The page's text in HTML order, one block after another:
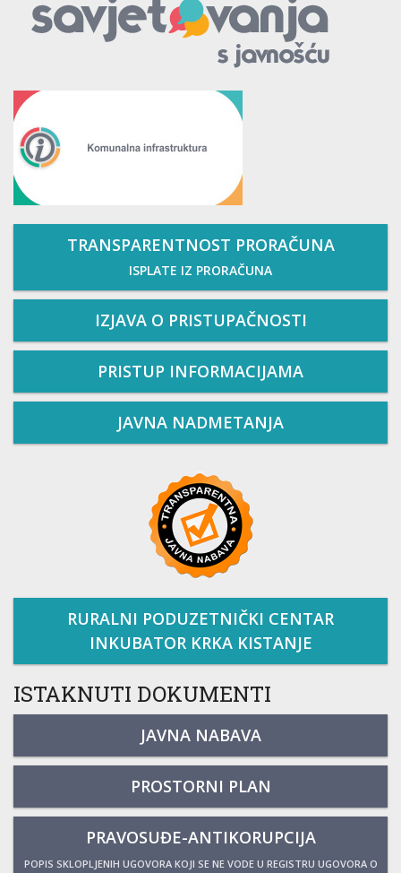
TRANSPARENTNOST PRORAČUNA
ISPLATE IZ PRORAČUNA
IZJAVA O PRISTUPAČNOSTI
PRISTUP INFORMACIJAMA
JAVNA NADMETANJA
RURALNI PODUZETNIČKI CENTAR
INKUBATOR KRKA KISTANJE
ISTAKNUTI DOKUMENTI
JAVNA NABAVA
PROSTORNI PLAN
PRAVOSUĐE-ANTIKORUPCIJA
POPIS SKLOPLJENIH UGOVORA KOJI SE NE VODE U REGISTRU UGOVORA O